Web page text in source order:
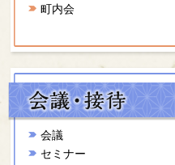
町内会
会議
セミナー